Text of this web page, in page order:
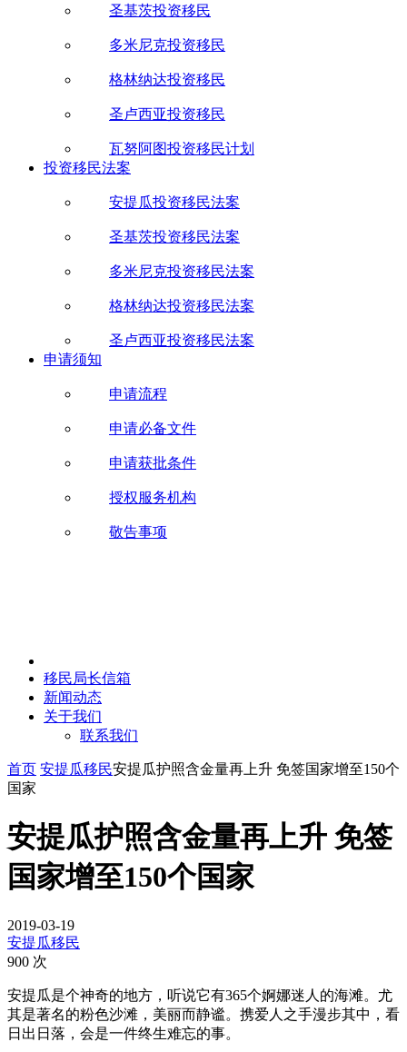
圣基茨投资移民
多米尼克投资移民
格林纳达投资移民
圣卢西亚投资移民
瓦努阿图投资移民计划
投资移民法案
安提瓜投资移民法案
圣基茨投资移民法案
多米尼克投资移民法案
格林纳达投资移民法案
圣卢西亚投资移民法案
申请须知
申请流程
申请必备文件
申请获批条件
授权服务机构
敬告事项
移民局长信箱
新闻动态
关于我们
联系我们
首页 安提瓜移民安提瓜护照含金量再上升 免签国家增至150个
国家
安提瓜护照含金量再上升 免签
国家增至150个国家
2019-03-19
安提瓜移民
900 次
安提瓜是个神奇的地方，听说它有365个婀娜迷人的海滩。尤
其是著名的粉色沙滩，美丽而静谧。携爱人之手漫步其中，看
日出日落，会是一件终生难忘的事。